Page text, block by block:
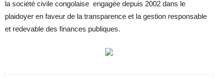
la société civile congolaise engagée depuis 2002 dans le
plaidoyer en faveur de la transparence et la gestion responsable
et redevable des finances publiques.